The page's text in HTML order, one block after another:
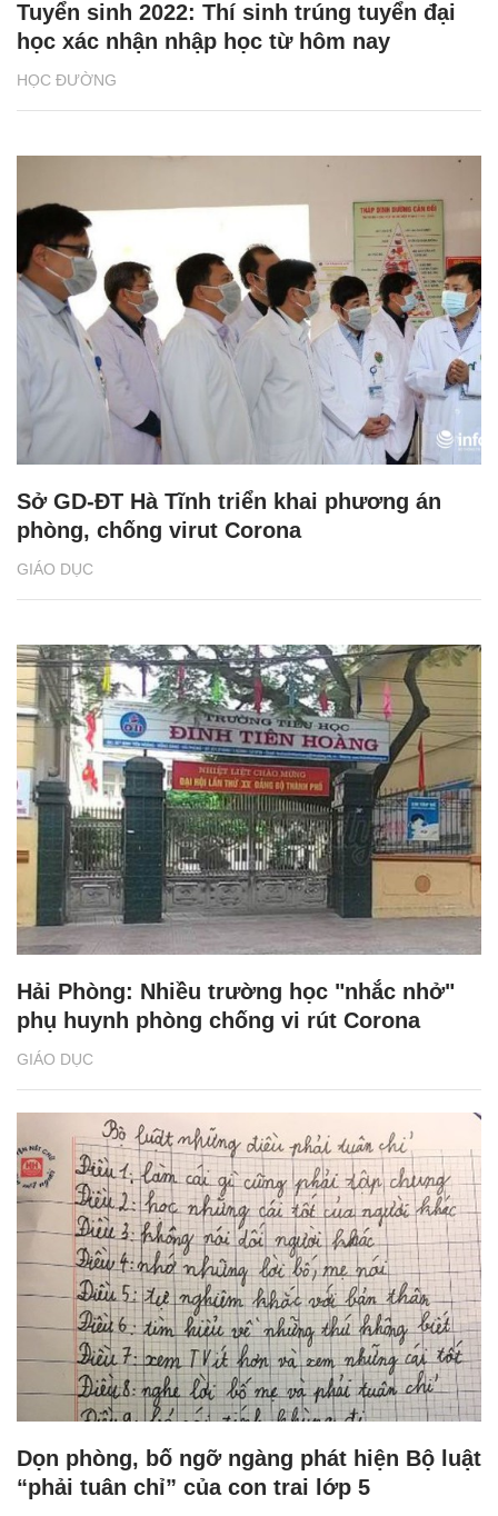
HỌC ĐƯỜNG
Tuyển sinh 2022: Thí sinh trúng tuyển đại
học xác nhận nhập học từ hôm nay
GIÁO DỤC
Sở GD-ĐT Hà Tĩnh triển khai phương án
phòng, chống virut Corona
GIÁO DỤC
Hải Phòng: Nhiều trường học "nhắc nhở"
phụ huynh phòng chống vi rút Corona
Dọn phòng, bố ngỡ ngàng phát hiện Bộ luật
“phải tuân chỉ” của con trai lớp 5